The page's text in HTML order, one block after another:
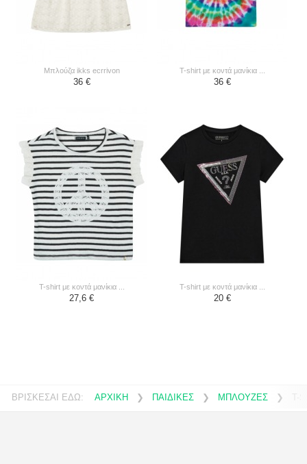
μπλούζα ikks ecrrivon
36 €
t-shirt με κοντά μανίκια ...
36 €
t-shirt με κοντά μανίκια ...
27,6 €
t-shirt με κοντά μανίκια ...
20 €
ΒΡΙΣΚΕΣΑΙ ΕΔΩ: ΑΡΧΙΚΗ ❯ ΠΑΙΔΙΚΕΣ ❯ ΜΠΛΟΥΖΕΣ ❯